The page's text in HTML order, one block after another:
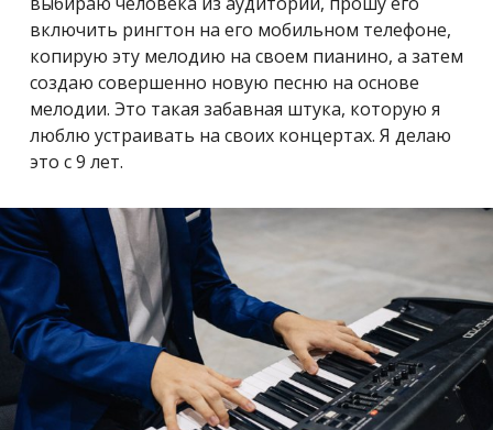
включить рингтон на его мобильном телефоне,
копирую эту мелодию на своем пианино, а затем
создаю совершенно новую песню на основе
мелодии. Это такая забавная штука, которую я
люблю устраивать на своих концертах. Я делаю
это с 9 лет.